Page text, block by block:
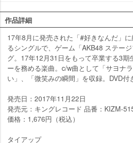
作品詳細
17年8月に発売された「#好きなんだ」
るシングルで、ゲーム「AKB48 ステー
グ。17年12月31日をもって卒業する3期
ーを務める楽曲。c/w曲として「サヨナ
い」、「微笑みの瞬間」を収録。DVD付
発売日：2017年11月22日
発売元：キングレコード 品番：KIZM-
価格：1,676円（税込）
タイアップ